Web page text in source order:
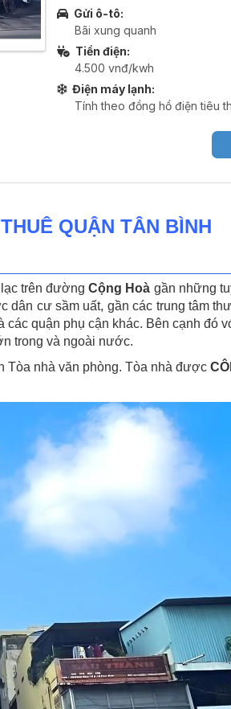
Gửi ô-tô:
Bãi xung quanh
Tiền điện:
4.500 vnđ/kwh
Điện máy lạnh:
Tính theo đồng hồ điện tiêu
QUẬN TÂN BÌNH
trên đườngCộng Hoà gần những
dân cư sầm uất, gần các trung tâm
các quận phụ cận khác. Bên cạnh đó
trong và ngoài nước.
Tòa nhà văn phòng. Tòa nhà được